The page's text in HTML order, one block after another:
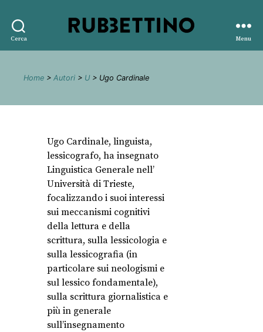
Cerca
editore
Menu
Home > Autori > U > Ugo Cardinale
Ugo Cardinale, linguista,
lessicografo, ha insegnato
Linguistica Generale nell’
Università di Trieste,
focalizzando i suoi interessi
sui meccanismi cognitivi
della lettura e della
scrittura, sulla lessicologia e
sulla lessicografia (in
particolare sui neologismi e
sul lessico fondamentale),
sulla scrittura giornalistica e
più in generale
sull’insegnamento